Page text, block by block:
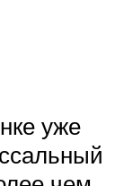
уже